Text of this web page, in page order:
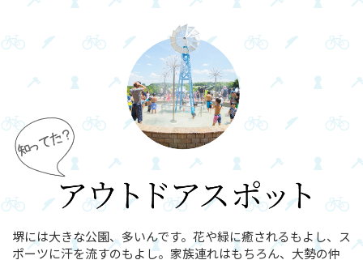
堺には大きな公園、多いんです。花や緑に癒されるもよし、ス
ポーツに汗を流すのもよし。家族連れはもちろん、大勢の仲